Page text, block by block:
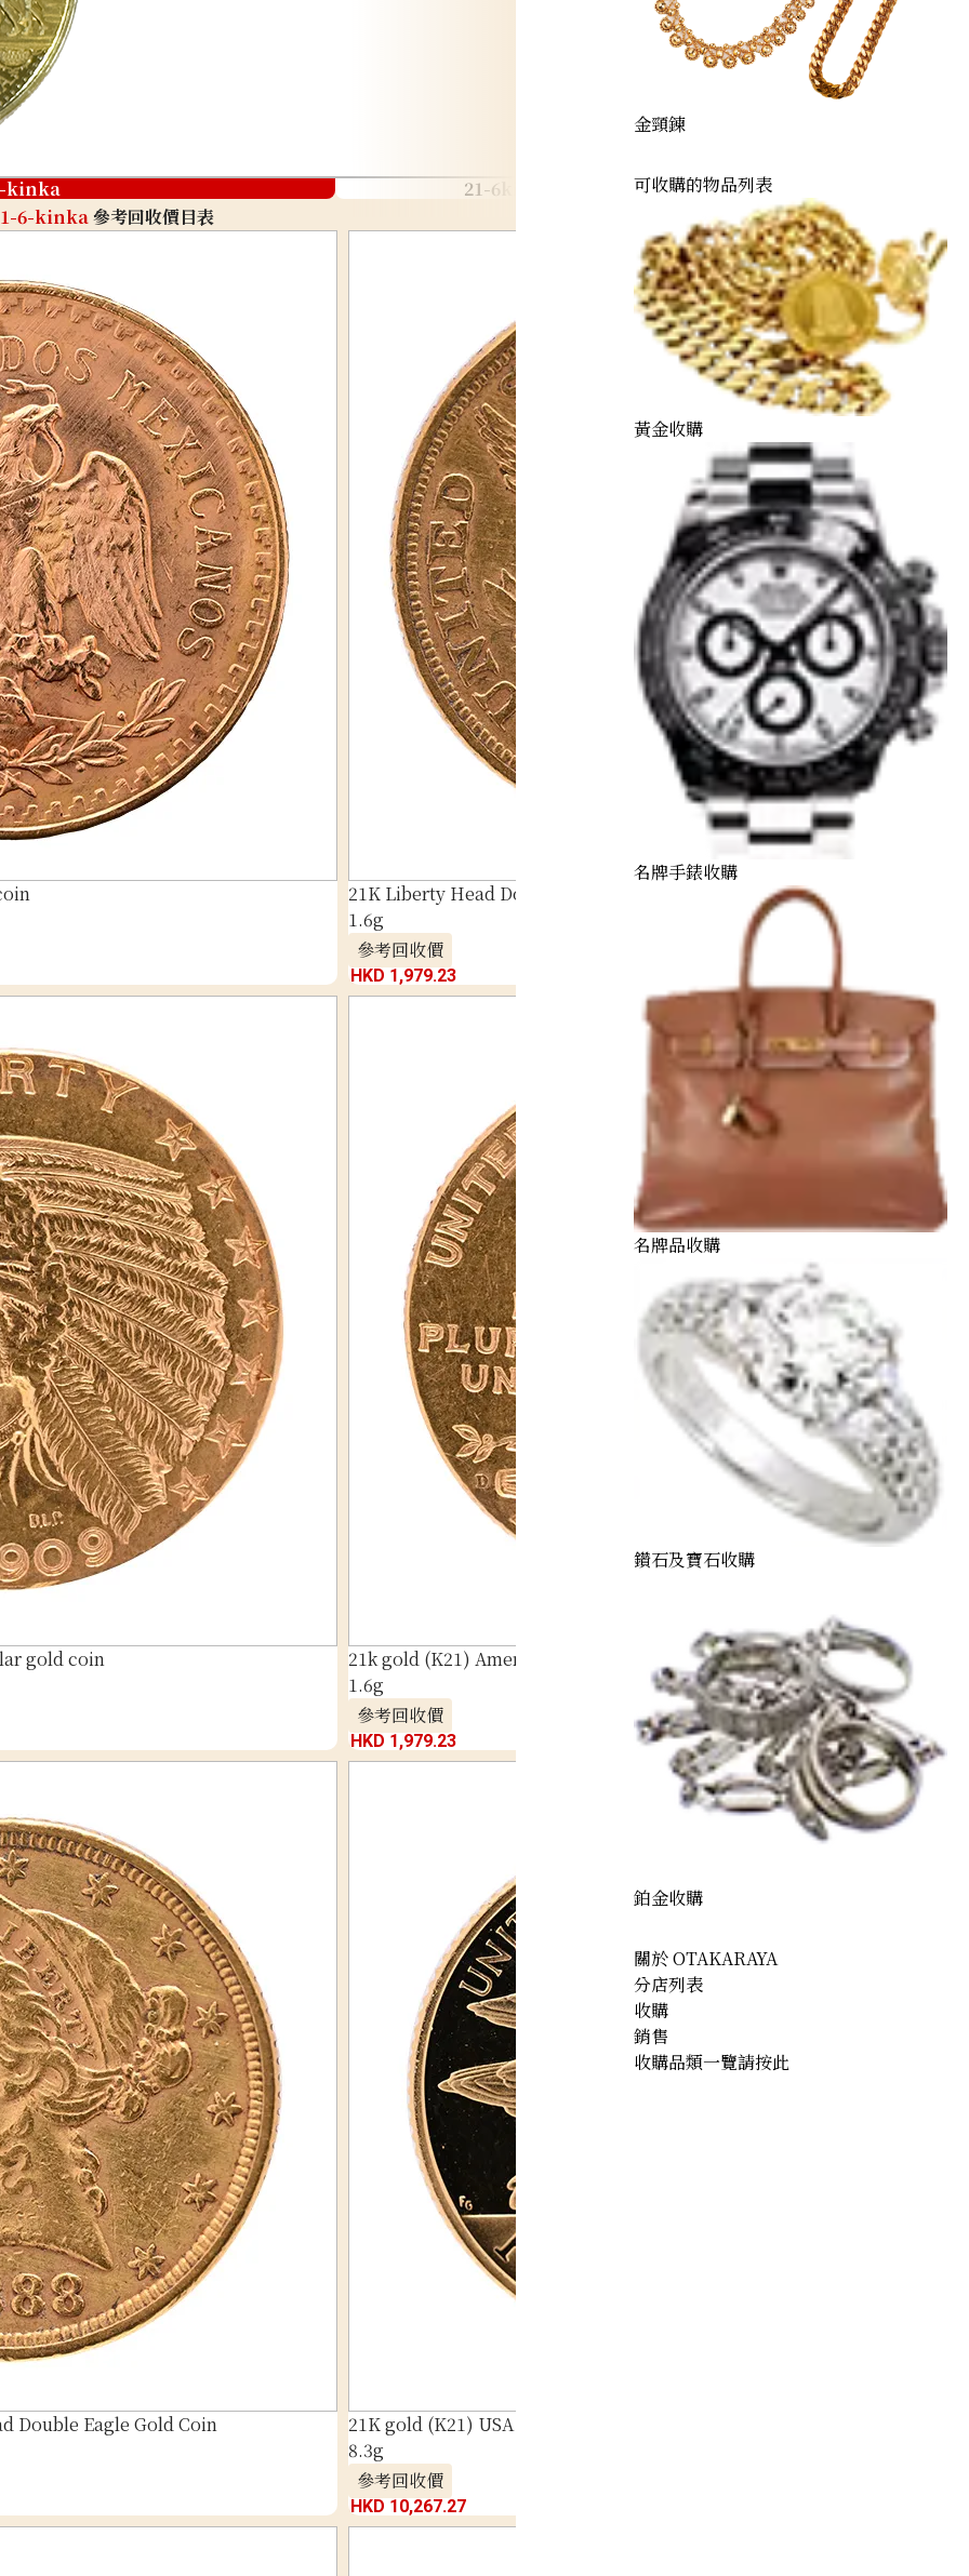
kinka 21-6kin
6-kinka參考回收價目表
21K Liberty Head Double Eagle Gold Coin
1.6g
參考回收價
HKD 1,979.23
gold coin
21k gold (K21) American Indian 5 dollar gold coin
1.6g
參考回收價
HKD 1,979.23
Double Eagle Gold Coin
21K gold (K21) USA Atlanta Olympic commemorative coin
8.3g
參考回收價
HKD 10,267.27
金頸鍊
可收購的物品列表
黃金收購
名牌手錶收購
名牌品收購
鑽石及寶石收購
鉑金收購
關於 OTAKARAYA
分店列表
收購
銷售
收購品類一覽請按此